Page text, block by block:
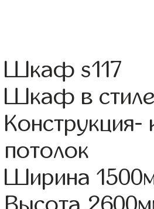
Шкаф s117
Шкаф в
потолок
Ширина